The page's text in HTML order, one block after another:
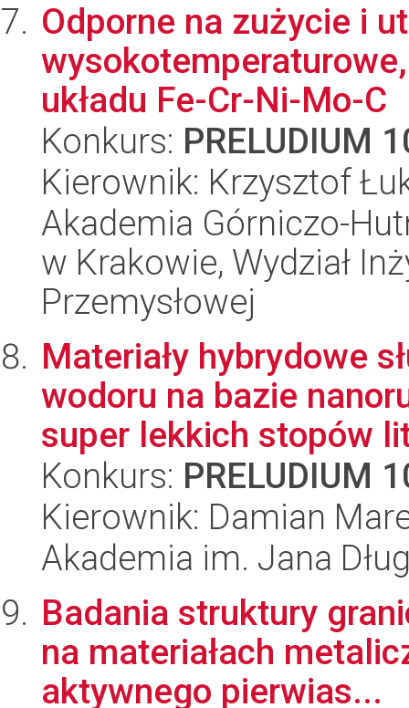
Odporne na zużycie i
układu Fe-Cr-Ni-Mo-C
Konkurs: PRELUDIUM
Kierownik: Krzysztof
Akademia Górniczo-
w Krakowie, Wydział
Przemysłowej
Materiały hybrydowe
wodoru na bazie
super lekkich stopów
Konkurs: PRELUDIUM
Kierownik: Damian
Akademia im. Jana
Badania struktury
na materiałach
aktywnego pierwias...